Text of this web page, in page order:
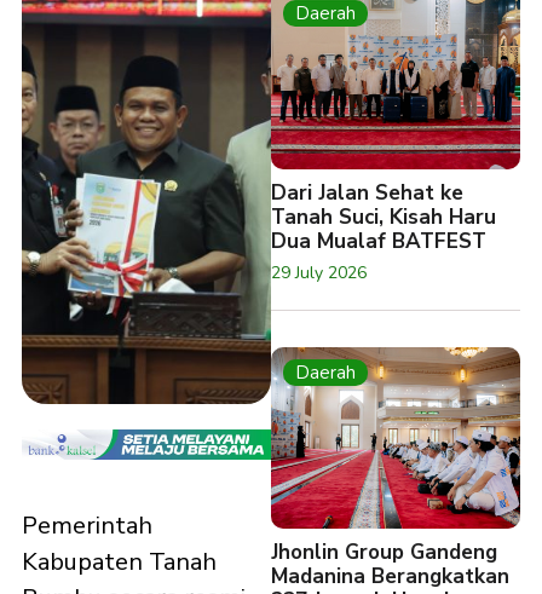
Pemerintah
Kabupaten Tanah
Daerah
Dari Jalan Sehat ke
Tanah Suci, Kisah Haru
Dua Mualaf BATFEST
29 July 2026
Daerah
Jhonlin Group Gandeng
Madanina Berangkatkan